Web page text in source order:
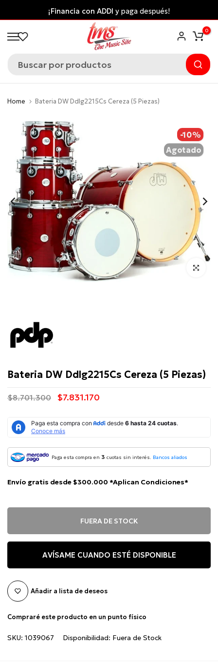
al
contenido
¡Financia con ADDI y paga después!
0
Home Bateria DW Ddlg2215Cs Cereza (5 Piezas)
-10%
Agotado
Click para
Bateria DW Ddlg2215Cs Cereza (5 Piezas)
$8.701.300 $7.831.170
Paga esta compra en 3 cuotas sin interés. Bancos aliados
Envío gratis desde $300.000 *Aplican Condiciones*
FUERA DE STOCK
AVÍSAME CUANDO ESTÉ DISPONIBLE
Añadir a lista de deseos
Compraré este producto en un punto físico
SKU: 1039067 Disponibilidad: Fuera de Stock